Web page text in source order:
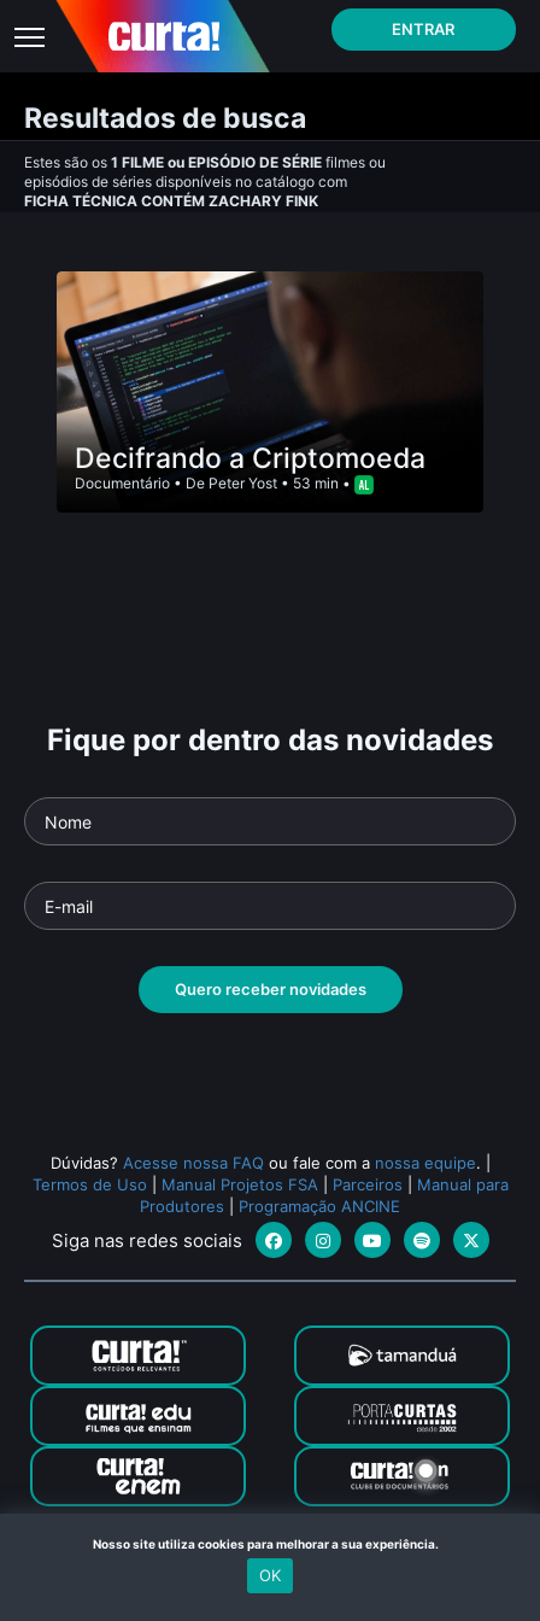
ENTRAR
Resultados de busca
Estes são os 1 FILME ou EPISÓDIO DE SÉRIE filmes ou
episódios de séries disponíveis no catálogo com
FICHA TÉCNICA CONTÉM ZACHARY FINK
Decifrando a Criptomoeda
Documentário • De Peter Yost • 53 min •
Fique por dentro das novidades
Quero receber novidades
Dúvidas? Acesse nossa FAQ ou fale com a nossa equipe.
Termos de Uso
Manual Projetos FSA Parceiros
Manual para
Produtores
Programação ANCINE
Siga nas redes sociais
Canal Curta © 2024. Todos os direitos reservados. Feito com
no Rio de Janeiro
Nosso site utiliza cookies para melhorar a sua experiência.
OK